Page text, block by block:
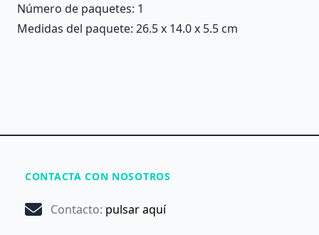
Número de paquetes: 1
Medidas del paquete: 26.5 x 14.0 x 5.5 cm
CONTACTA CON NOSOTROS
Contacto: pulsar aquí